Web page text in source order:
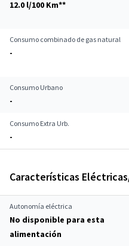
12.0 l/100 Km**
Consumo combinado de gas natural
-
Consumo Urbano
-
Consumo Extra Urb.
-
Características
Autonomía eléctrica
No disponible para esta
alimentación